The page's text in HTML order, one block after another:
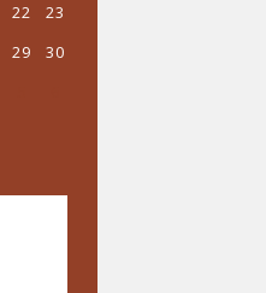
22
23
29
30